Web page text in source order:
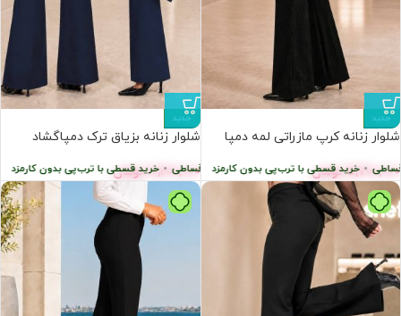
پرداخت اقساطی • خرید قسطی با ترب‌پی • خرید قسطی با ترب‌پی بدون کارمزد
جدید
شلوار زنانه کرپ مازراتی لمه دمپا
5,700,000 تومان پرداخت اقساطی • خرید قسطی با ترب‌پی بدون کارمزد ترب‌پی بدون کارمزد
جدید
شلوار زنانه بزیاق ترک دمپا‌گشاد
10,200,000 تومان